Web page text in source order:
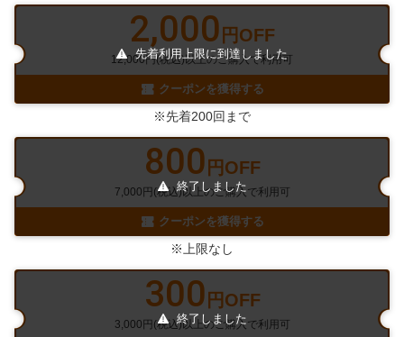
2,000 円OFF
12,000円(税込)以上のご購入で利用可
クーポンを獲得する
先着利用上限に到達しました
※先着200回まで
800 円OFF
7,000円(税込)以上のご購入で利用可
クーポンを獲得する
終了しました
※上限なし
300 円OFF
3,000円(税込)以上のご購入で利用可
終了しました